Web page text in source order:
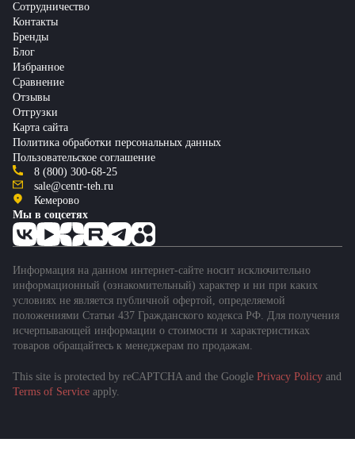
Сотрудничество
Контакты
Бренды
Блог
Избранное
Сравнение
Отзывы
Отгрузки
Карта сайта
Политика обработки персональных данных
Пользовательское соглашение
8 (800) 300-68-25
sale@centr-teh.ru
Кемерово
Мы в соцсетях
Информация на данном интернет-сайте носит исключительно
информационный (ознакомительный) характер и ни при каких
условиях не является публичной офертой, определяемой
положениями Статьи 437 Гражданского кодекса РФ. Для получения
исчерпывающей информации о стоимости и характеристиках
товаров обращайтесь к менеджерам по продажам.
This site is protected by reCAPTCHA and the Google Privacy Policy and
Terms of Service apply.